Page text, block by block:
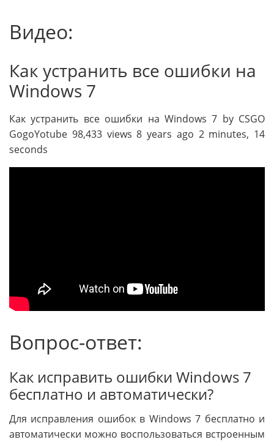
Видео:
Как устранить все ошибки на
Windows 7
Как устранить все ошибки на Windows 7 by CSGO
GogoYotube 98,433 views 8 years ago 2 minutes, 14
seconds
Вопрос-ответ:
Как исправить ошибки Windows 7
бесплатно и автоматически?
Для исправления ошибок в Windows 7 бесплатно и
автоматически можно воспользоваться встроенным